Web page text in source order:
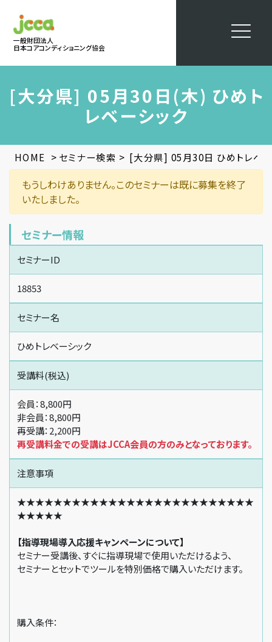
一般財団法人
日本コアコンディショニング協会
[大分県] 05月30日(木) ひめト
レベーシック
HOME > セミナー検索 > [大分県] 05月30日 ひめトレベ
もうしわけありません。このセミナーは既に募集を終了
いたしました。
セミナー情報
セミナーID
18853
セミナー名
ひめトレベーシック
受講料(税込)
会員：8,800円
非会員：8,800円
再受講：2,200円
再受講料金での受講はJCCA会員の方のみとなっております。
注意事項
★★★★★★★★★★★★★★★★★★★★★★★★★★
★★★★★
【指導現場導入応援キャンペーンについて】
セミナー受講後、すぐに指導現場で使用いただけるよう、
セミナーとセットでツールを特別価格で購入いただけます。
購入条件：